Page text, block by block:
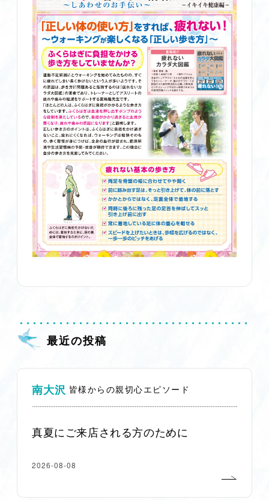
最近の投稿
南大沢 皆様からの親切心エピソード
真夏にご来店される方のために
2026-08-08